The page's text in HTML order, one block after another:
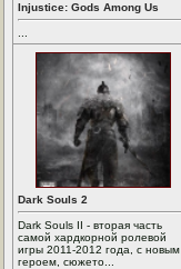
Injustice: Gods Among Us
Dark Souls 2
Dark Souls II - вторая часть
самой хардкорной ролевой
игры 2011-2012 года, с новым
героем, сюжето...